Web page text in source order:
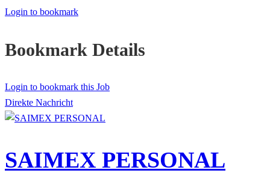
Login to bookmark
Bookmark Details
Login to bookmark this Job
Direkte Nachricht
SAIMEX PERSONAL